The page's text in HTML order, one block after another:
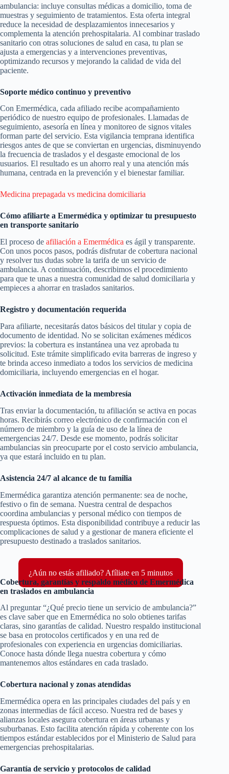
ambulancia: incluye consultas médicas a domicilio, toma de
muestras y seguimiento de tratamientos. Esta oferta integral
reduce la necesidad de desplazamientos innecesarios y
complementa la atención prehospitalaria. Al combinar traslado
sanitario con otras soluciones de salud en casa, tu plan se
ajusta a emergencias y a intervenciones preventivas,
optimizando recursos y mejorando la calidad de vida del
paciente.
Soporte médico continuo y preventivo
Con Emermédica, cada afiliado recibe acompañamiento
periódico de nuestro equipo de profesionales. Llamadas de
seguimiento, asesoría en línea y monitoreo de signos vitales
forman parte del servicio. Esta vigilancia temprana identifica
riesgos antes de que se conviertan en urgencias, disminuyendo
la frecuencia de traslados y el desgaste emocional de los
usuarios. El resultado es un ahorro real y una atención más
humana, centrada en la prevención y el bienestar familiar.
Medicina prepagada vs medicina domiciliaria
Cómo afiliarte a Emermédica y optimizar tu presupuesto
en transporte sanitario
El proceso de afiliación a Emermédica es ágil y transparente.
Con unos pocos pasos, podrás disfrutar de cobertura nacional
y resolver tus dudas sobre la tarifa de un servicio de
ambulancia. A continuación, describimos el procedimiento
para que te unas a nuestra comunidad de salud domiciliaria y
empieces a ahorrar en traslados sanitarios.
Registro y documentación requerida
Para afiliarte, necesitarás datos básicos del titular y copia de
documento de identidad. No se solicitan exámenes médicos
previos: la cobertura es instantánea una vez aprobada tu
solicitud. Este trámite simplificado evita barreras de ingreso y
te brinda acceso inmediato a todos los servicios de medicina
domiciliaria, incluyendo emergencias en el hogar.
Activación inmediata de la membresía
Tras enviar la documentación, tu afiliación se activa en pocas
horas. Recibirás correo electrónico de confirmación con el
número de miembro y la guía de uso de la línea de
emergencias 24/7. Desde ese momento, podrás solicitar
ambulancias sin preocuparte por el costo servicio ambulancia,
ya que estará incluido en tu plan.
Asistencia 24/7 al alcance de tu familia
Emermédica garantiza atención permanente: sea de noche,
festivo o fin de semana. Nuestra central de despachos
coordina ambulancias y personal médico con tiempos de
respuesta óptimos. Esta disponibilidad contribuye a reducir las
complicaciones de salud y a gestionar de manera eficiente el
presupuesto destinado a traslados sanitarios.
¿Aún no estás afiliado? Afíliate en 5 minutos
Cobertura, garantías y respaldo médico de Emermédica
en traslados en ambulancia
Al preguntar “¿Qué precio tiene un servicio de ambulancia?”
es clave saber que en Emermédica no solo obtienes tarifas
claras, sino garantías de calidad. Nuestro respaldo institucional
se basa en protocolos certificados y en una red de
profesionales con experiencia en urgencias domiciliarias.
Conoce hasta dónde llega nuestra cobertura y cómo
mantenemos altos estándares en cada traslado.
Cobertura nacional y zonas atendidas
Emermédica opera en las principales ciudades del país y en
zonas intermedias de fácil acceso. Nuestra red de bases y
alianzas locales asegura cobertura en áreas urbanas y
suburbanas. Esto facilita atención rápida y coherente con los
tiempos estándar establecidos por el Ministerio de Salud para
emergencias prehospitalarias.
Garantía de servicio y protocolos de calidad